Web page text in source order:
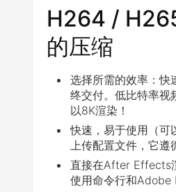
H264 /
的压缩
选择所需的效率：快
终交付。低比特率视
以8K渲染！
快速，易于使用（可
上传配置文件，它遵
直接在After Effects
使用命令行和